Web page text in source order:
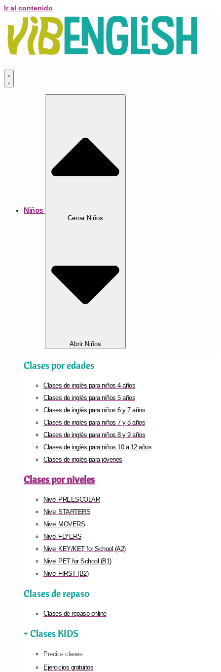
Ir al contenido
Niños
Cerrar Niños
Abrir Niños
Clases por edades
Clases de inglés para niños 4 años
Clases de inglés para niños 5 años
Clases de inglés para niños 6 y 7 años
Clases de inglés para niños 7 y 8 años
Clases de inglés para niños 8 y 9 años
Clases de inglés para niños 10 a 12 años
Clases de inglés para jóvenes
Clases por niveles
Nivel PREESCOLAR
Nivel STARTERS
Nivel MOVERS
Nivel FLYERS
Nivel KEY/KET for School (A2)
Nivel PET for School (B1)
Nivel FIRST (B2)
Clases de repaso
Clases de repaso online
+ Clases KIDS
Precios clases
Ejercicios gratuitos